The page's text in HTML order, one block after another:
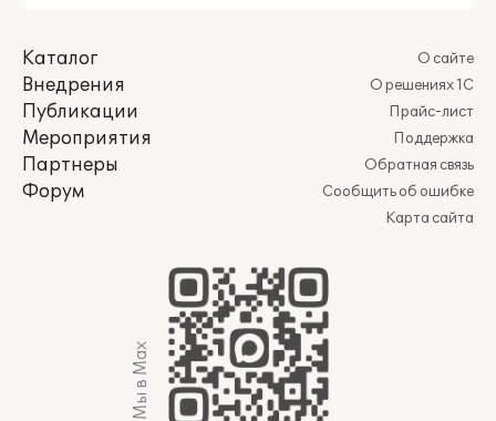
Каталог
Внедрения
Публикации
Мероприятия
Партнеры
Форум
О сайте
О решениях 1С
Прайс-лист
Поддержка
Обратная связь
Сообщить об ошибке
Карта сайта
Мы в Max